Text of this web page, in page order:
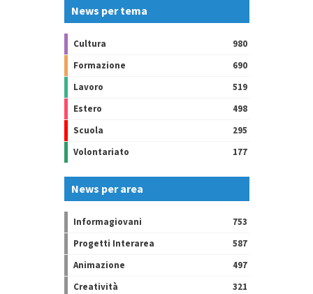
News per tema
Cultura
980
Formazione
690
Lavoro
519
Estero
498
Scuola
295
Volontariato
177
News per area
Informagiovani
753
Progetti Interarea
587
Animazione
497
Creatività
321